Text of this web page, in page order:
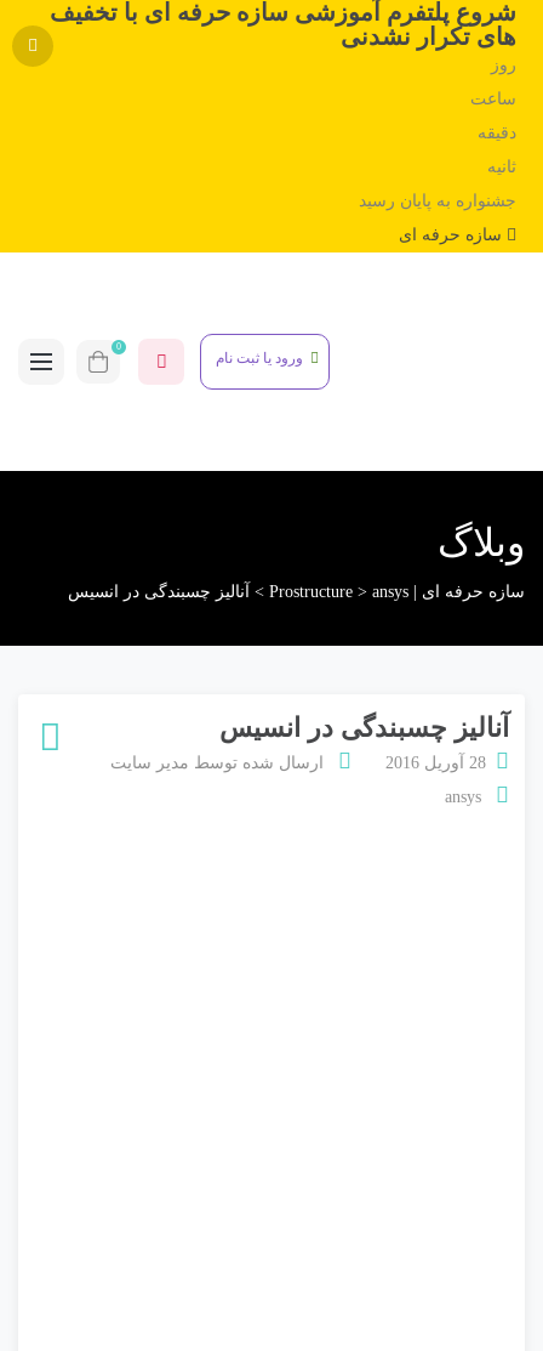
شروع پلتفرم آموزشی سازه حرفه ای با تخفیف
های تکرار نشدنی
روز
ساعت
دقیقه
ثانیه
جشنواره به پایان رسید
سازه حرفه ای
ورود یا ثبت نام
0
وبلاگ
سازه حرفه ای | Prostructure > ansys
> آنالیز چسبندگی در انسیس
آنالیز چسبندگی در انسیس
28 آوریل 2016 ارسال شده توسط مدیر سایت
ansys